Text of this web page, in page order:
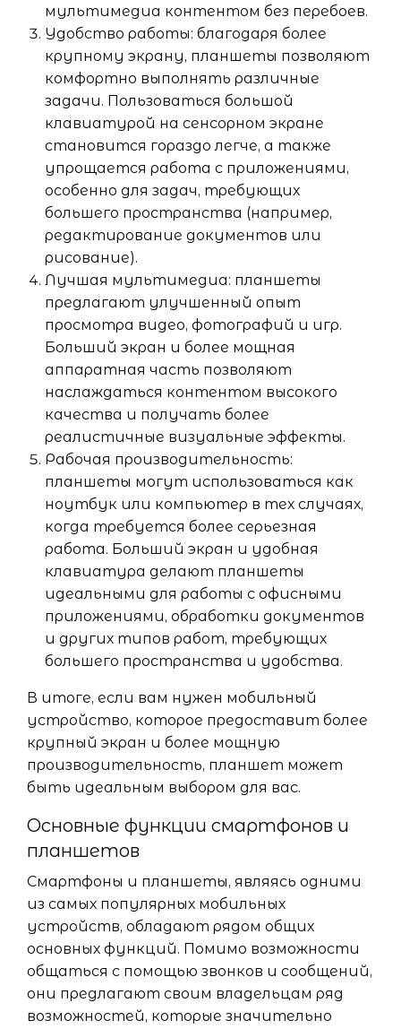
мультимедиа контентом без перебоев.
Удобство работы: благодаря более
крупному экрану, планшеты позволяют
комфортно выполнять различные
задачи. Пользоваться большой
клавиатурой на сенсорном экране
становится гораздо легче, а также
упрощается работа с приложениями,
особенно для задач, требующих
большего пространства (например,
редактирование документов или
рисование).
Лучшая мультимедиа: планшеты
предлагают улучшенный опыт
просмотра видео, фотографий и игр.
Больший экран и более мощная
аппаратная часть позволяют
наслаждаться контентом высокого
качества и получать более
реалистичные визуальные эффекты.
Рабочая производительность:
планшеты могут использоваться как
ноутбук или компьютер в тех случаях,
когда требуется более серьезная
работа. Больший экран и удобная
клавиатура делают планшеты
идеальными для работы с офисными
приложениями, обработки документов
и других типов работ, требующих
большего пространства и удобства.
В итоге, если вам нужен мобильный
устройство, которое предоставит более
крупный экран и более мощную
производительность, планшет может
быть идеальным выбором для вас.
Основные функции смартфонов и
планшетов
Смартфоны и планшеты, являясь одними
из самых популярных мобильных
устройств, обладают рядом общих
основных функций. Помимо возможности
общаться с помощью звонков и сообщений,
они предлагают своим владельцам ряд
возможностей, которые значительно